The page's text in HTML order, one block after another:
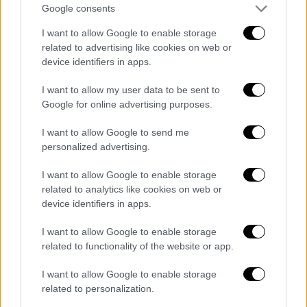
Google consents
I want to allow Google to enable storage
related to advertising like cookies on web or
device identifiers in apps.
I want to allow my user data to be sent to
Google for online advertising purposes.
I want to allow Google to send me
personalized advertising.
I want to allow Google to enable storage
related to analytics like cookies on web or
device identifiers in apps.
I want to allow Google to enable storage
related to functionality of the website or app.
I want to allow Google to enable storage
related to personalization.
Σμυρλής, που τότε ήταν γενικός γραμματέας
του υπουργείου Εξωτερικών και κατόπιν
«επιβραβεύτηκε» από τον Κυριάκο
Μητσοτάκη με τη θέση του Γενικού
Διευθυντή της Νέας Δημοκρατίας, θέση που
διατηρεί μέχρι σήμερα. Οι αιτήσεις είχαν
κατατεθεί από τις εταιρίες Intellexa, στης
οποίας τη μετοχική σύνθεση συμμετείχε και
ο επιχειρηματίας Φέλιξ Μπίτζιος, και Krikel,
συμφερόντων του επιχειρηματία
Γιάννη
Λαβράνου.
Το σημερινό δημοσίευμα αποτελεί μια ακόμα
απόδειξη πως η κυβέρνηση Μητσοτάκη
συνεργάστηκε στενά και επανειλημμένα με
τις εταιρίες που εμπορεύονταν το Predator:
Συνεργάστηκε επίσημα με τον Ταλ Ντίλιαν